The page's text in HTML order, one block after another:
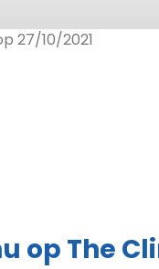
27/10/2021
op The